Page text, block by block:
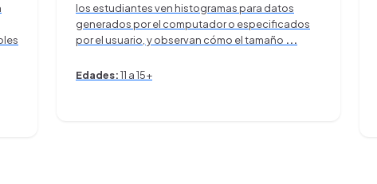
los estudiantes ven histogramas para datos
generados por el computador o especificados
por el usuario, y observan cómo el tamaño ...
Edades:11 a 15+